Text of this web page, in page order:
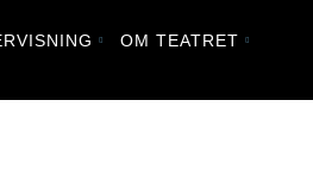
OM TEATRET